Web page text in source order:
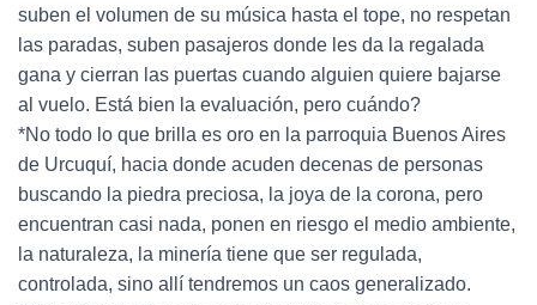
suben el volumen de su música hasta el tope, no respetan
las paradas, suben pasajeros donde les da la regalada
gana y cierran las puertas cuando alguien quiere bajarse
al vuelo. Está bien la evaluación, pero cuándo?
*No todo lo que brilla es oro en la parroquia Buenos Aires
de Urcuquí, hacia donde acuden decenas de personas
buscando la piedra preciosa, la joya de la corona, pero
encuentran casi nada, ponen en riesgo el medio ambiente,
la naturaleza, la minería tiene que ser regulada,
controlada, sino allí tendremos un caos generalizado.